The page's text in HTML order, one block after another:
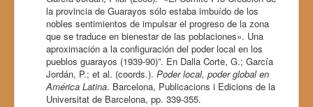
la provincia de Guarayos sólo estaba imbuído de los
nobles sentimientos de impulsar el progreso de la zona
que se traduce en bienestar de las poblaciones». Una
aproximación a la configuración del poder local en los
pueblos guarayos (1939-90)”. En Dalla Corte, G.; García
Jordán, P.; et al. (coords.). Poder local, poder global en
América Latina. Barcelona, Publicacions i Edicions de la
Universitat de Barcelona, pp. 339-355.